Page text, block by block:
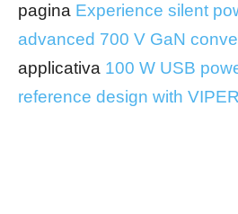
pagina Experience silent
advanced 700 V GaN
applicativa 100 W USB
reference design with